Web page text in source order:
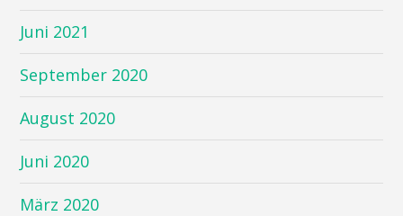
Juni 2021
September 2020
August 2020
Juni 2020
März 2020